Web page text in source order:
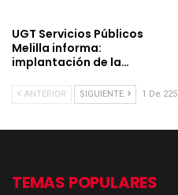
UGT Servicios Públicos
Melilla informa:
implantación de la…
ANTERIOR SIGUIENTE 1 De 225
TEMAS POPULARES